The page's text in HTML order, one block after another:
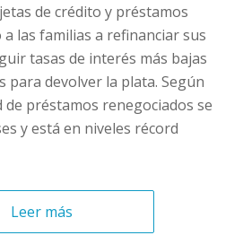
de crédito y préstamos
las familias a refinanciar sus
tasas de interés más bajas
para devolver la plata. Según
de préstamos renegociados se
y está en niveles récord
Leer más